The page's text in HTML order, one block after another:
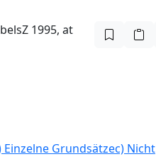
1995, at
Einzelne Grundsätzec) Nicht